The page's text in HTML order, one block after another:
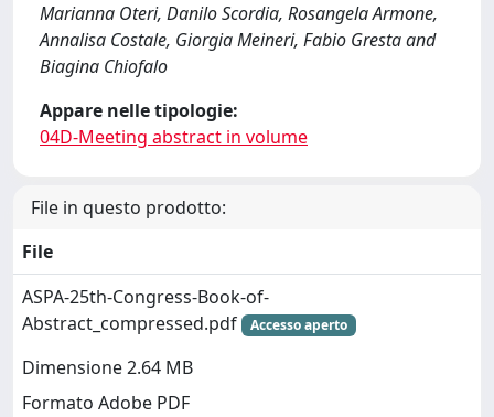
Marianna Oteri, Danilo Scordia, Rosangela Armone,
Annalisa Costale, Giorgia Meineri, Fabio Gresta and
Biagina Chiofalo
Appare nelle tipologie:
04D-Meeting abstract in volume
File in questo prodotto:
File
ASPA-25th-Congress-Book-of-
Abstract_compressed.pdf
Accesso aperto
Dimensione 2.64 MB
Formato Adobe PDF